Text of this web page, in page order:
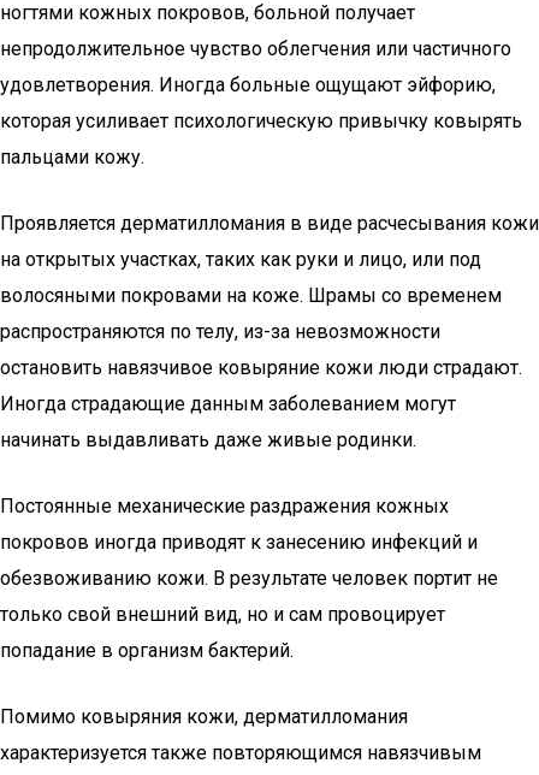
ногтями кожных покровов, больной получает
непродолжительное чувство облегчения или частичного
удовлетворения. Иногда больные ощущают эйфорию,
которая усиливает психологическую привычку ковырять
пальцами кожу.
Проявляется дерматилломания в виде расчесывания кожи
на открытых участках, таких как руки и лицо, или под
волосяными покровами на коже. Шрамы со временем
распространяются по телу, из-за невозможности
остановить навязчивое ковыряние кожи люди страдают.
Иногда страдающие данным заболеванием могут
начинать выдавливать даже живые родинки.
Постоянные механические раздражения кожных
покровов иногда приводят к занесению инфекций и
обезвоживанию кожи. В результате человек портит не
только свой внешний вид, но и сам провоцирует
попадание в организм бактерий.
Помимо ковыряния кожи, дерматилломания
характеризуется также повторяющимся навязчивым